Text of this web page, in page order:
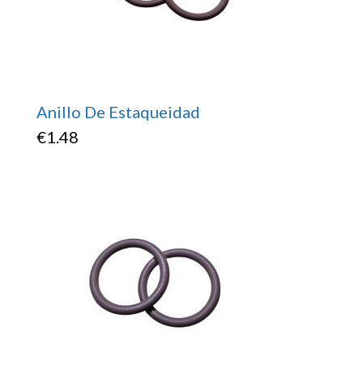
Anillo De Estaqueidad
€1.48